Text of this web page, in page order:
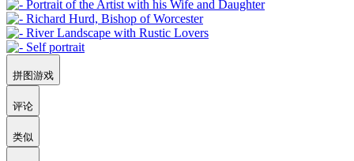
拼图游戏
评论
类似